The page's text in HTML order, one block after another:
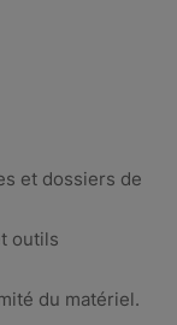
et dossiers de
outils
du matériel.